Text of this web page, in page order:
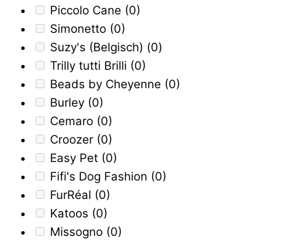
Piccolo Cane (0)
Simonetto (0)
Suzy's (Belgisch) (0)
Trilly tutti Brilli (0)
Beads by Cheyenne (0)
Burley (0)
Cemaro (0)
Croozer (0)
Easy Pet (0)
Fifi's Dog Fashion (0)
FurRéal (0)
Katoos (0)
Missogno (0)